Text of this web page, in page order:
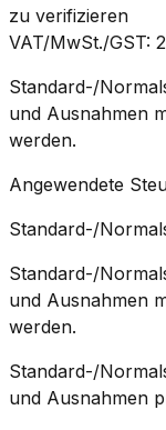
zu verifizieren
VAT/MwSt./GST:
Standard-/
und Ausnahmen
werden.
Angewendete
Standard-/
Standard-/
und Ausnahmen
werden.
Standard-/
und Ausnahmen